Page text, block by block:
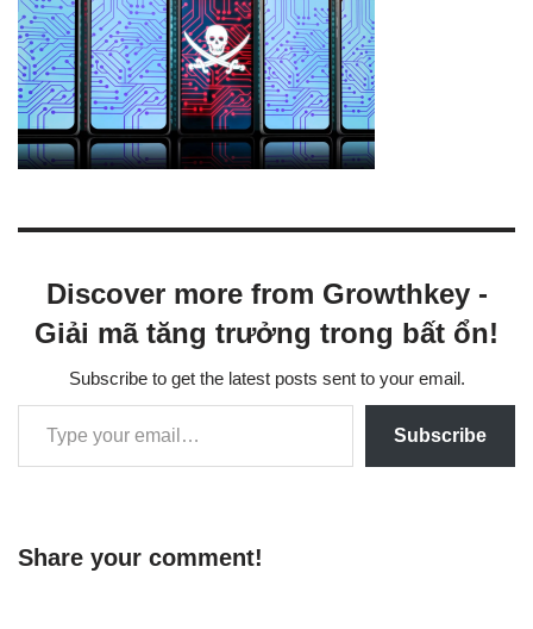
Discover more from Growthkey -
Giải mã tăng trưởng trong bất ổn!
Subscribe to get the latest posts sent to your email.
Subscribe
Share your comment!